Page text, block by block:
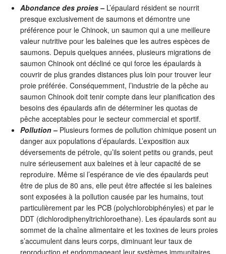
Abondance des proies – L’épaulard résident se nourrit
presque exclusivement de saumons et démontre une
préférence pour le Chinook, un saumon qui a une meilleure
valeur nutritive pour les baleines que les autres espèces de
saumons. Depuis quelques années, plusieurs migrations de
saumon Chinook ont décliné ce qui force les épaulards à
couvrir de plus grandes distances plus loin pour trouver leur
proie préférée. Conséquemment, l’industrie de la pêche au
saumon Chinook doit tenir compte dans leur planification des
besoins des épaulards afin de déterminer les quotas de
pêche acceptables pour le secteur commercial et sportif.
Pollution – Plusieurs formes de pollution chimique posent un
danger aux populations d’épaulards. L’exposition aux
déversements de pétrole, qu’ils soient petits ou grands, peut
nuire sérieusement aux baleines et à leur capacité de se
reproduire. Même si l’espérance de vie des épaulards peut
être de plus de 80 ans, elle peut être affectée si les baleines
sont exposées à la pollution causée par les humains, tout
particulièrement par les PCB (polychlorobiphényles) et par le
DDT (dichlorodiphenyltrichloroethane). Les épaulards sont au
sommet de la chaîne alimentaire et les toxines de leurs proies
s’accumulent dans leurs corps, diminuant leur taux de
reproduction et endommageant leur systèmes immunitaires.